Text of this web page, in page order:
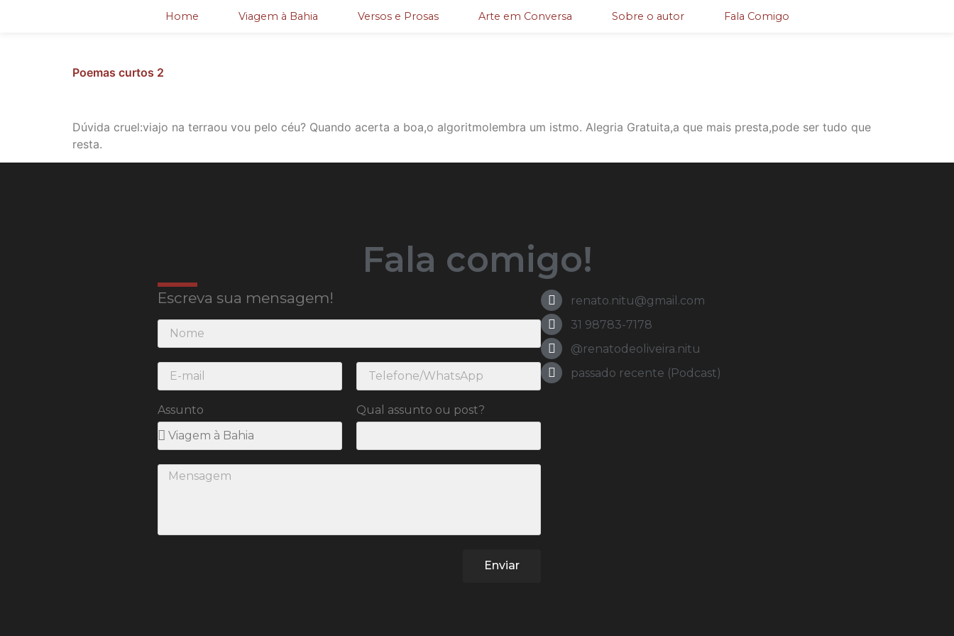
Home Viagem à Bahia Versos e Prosas Arte em Conversa Sobre o autor Fala Comigo
Poemas curtos 2
Dúvida cruel:viajo na terraou vou pelo céu? Quando acerta a boa,o algoritmolembra um istmo. Alegria Gratuita,a que mais presta,pode ser tudo que
resta.
Fala comigo!
Escreva sua mensagem!
Assunto Qual assunto ou post?
Enviar
renato.nitu@gmail.com
31 98783-7178
@renatodeoliveira.nitu
passado recente (Podcast)